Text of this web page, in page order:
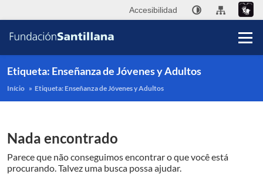
Accesibilidad
Etiqueta: Enseñanza de Jóvenes y Adultos
Início » Etiqueta: Enseñanza de Jóvenes y Adultos
Nada encontrado
Parece que não conseguimos encontrar o que você está
procurando. Talvez uma busca possa ajudar.